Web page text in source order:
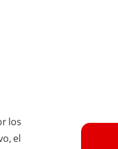
los
el